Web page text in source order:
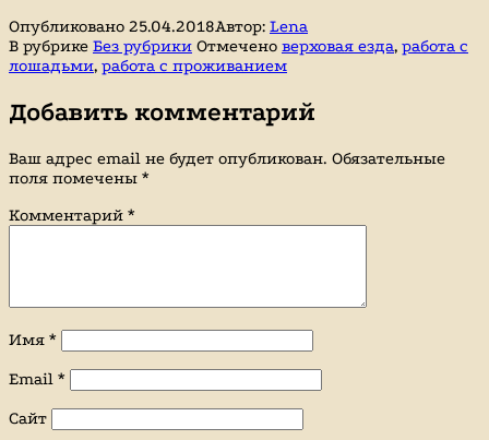
Опубликовано 25.04.2018Автор: Lena
В рубрике Без рубрики Отмечено верховая езда, работа с
лошадьми, работа с проживанием
Добавить комментарий
Ваш адрес email не будет опубликован. Обязательные
поля помечены *
Комментарий *
Имя *
Email *
Сайт